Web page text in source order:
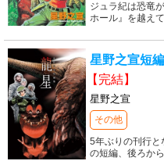
ジュラ紀は恐竜
ホール』を越え
星野之宣短
【完結】
星野之宣
その他
5年ぶりの刊行と
の短編、後ろか